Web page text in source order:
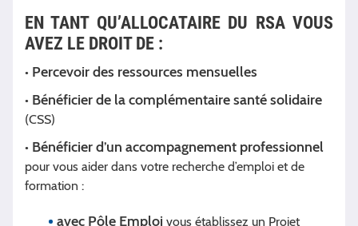
EN TANT QU’ALLOCATAIRE DU RSA VOUS
AVEZ LE DROIT DE :
• Percevoir des ressources mensuelles
• Bénéficier de la complémentaire santé solidaire
(CSS)
• Bénéficier d’un accompagnement professionnel
pour vous aider dans votre recherche d’emploi et de
formation :
avec Pôle Emploi vous établissez un Projet